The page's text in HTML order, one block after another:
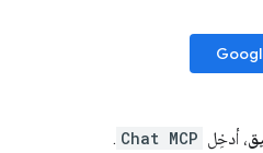
، أدخِل Chat MCP
.